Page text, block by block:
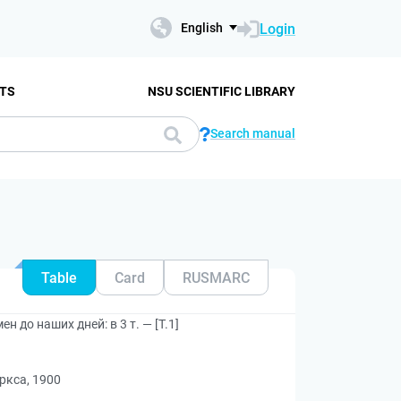
English Login
NSU SCIENTIFIC LIBRARY
Search manual
Table Card RUSMARC
до наших дней: в 3 т. — [Т.1]
1900